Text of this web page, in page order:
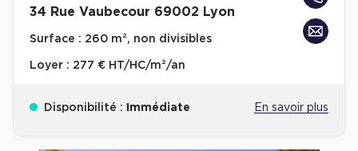
34 Rue Vaubecour 69002 Lyon
Surface : 260 m², non divisibles
Loyer : 277 € HT/HC/m²/an
Disponibilité : Immédiate En savoir plus